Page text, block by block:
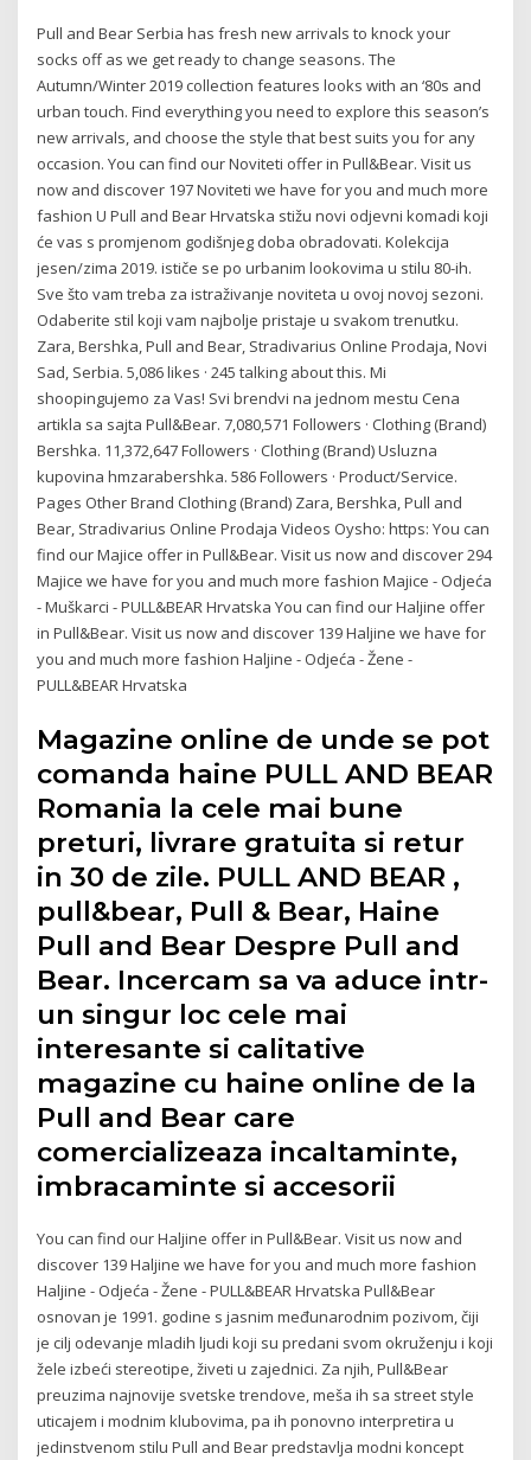
Pull and Bear Serbia has fresh new arrivals to knock your
socks off as we get ready to change seasons. The
Autumn/Winter 2019 collection features looks with an ‘80s and
urban touch. Find everything you need to explore this season’s
new arrivals, and choose the style that best suits you for any
occasion. You can find our Noviteti offer in Pull&Bear. Visit us
now and discover 197 Noviteti we have for you and much more
fashion U Pull and Bear Hrvatska stižu novi odjevni komadi koji
će vas s promjenom godišnjeg doba obradovati. Kolekcija
jesen/zima 2019. ističe se po urbanim lookovima u stilu 80-ih.
Sve što vam treba za istraživanje noviteta u ovoj novoj sezoni.
Odaberite stil koji vam najbolje pristaje u svakom trenutku.
Zara, Bershka, Pull and Bear, Stradivarius Online Prodaja, Novi
Sad, Serbia. 5,086 likes · 245 talking about this. Mi
shoopingujemo za Vas! Svi brendvi na jednom mestu Cena
artikla sa sajta Pull&Bear. 7,080,571 Followers · Clothing (Brand)
Bershka. 11,372,647 Followers · Clothing (Brand) Usluzna
kupovina hmzarabershka. 586 Followers · Product/Service.
Pages Other Brand Clothing (Brand) Zara, Bershka, Pull and
Bear, Stradivarius Online Prodaja Videos Oysho: https: You can
find our Majice offer in Pull&Bear. Visit us now and discover 294
Majice we have for you and much more fashion Majice - Odjeća
- Muškarci - PULL&BEAR Hrvatska You can find our Haljine offer
in Pull&Bear. Visit us now and discover 139 Haljine we have for
you and much more fashion Haljine - Odjeća - Žene -
PULL&BEAR Hrvatska
Magazine online de unde se pot
comanda haine PULL AND BEAR
Romania la cele mai bune
preturi, livrare gratuita si retur
in 30 de zile. PULL AND BEAR ,
pull&bear, Pull & Bear, Haine
Pull and Bear Despre Pull and
Bear. Incercam sa va aduce intr-
un singur loc cele mai
interesante si calitative
magazine cu haine online de la
Pull and Bear care
comercializeaza incaltaminte,
imbracaminte si accesorii
You can find our Haljine offer in Pull&Bear. Visit us now and
discover 139 Haljine we have for you and much more fashion
Haljine - Odjeća - Žene - PULL&BEAR Hrvatska Pull&Bear
osnovan je 1991. godine s jasnim međunarodnim pozivom, čiji
je cilj odevanje mladih ljudi koji su predani svom okruženju i koji
žele izbeći stereotipe, živeti u zajednici. Za njih, Pull&Bear
preuzima najnovije svetske trendove, meša ih sa street style
uticajem i modnim klubovima, pa ih ponovno interpretira u
jedinstvenom stilu Pull and Bear predstavlja modni koncept